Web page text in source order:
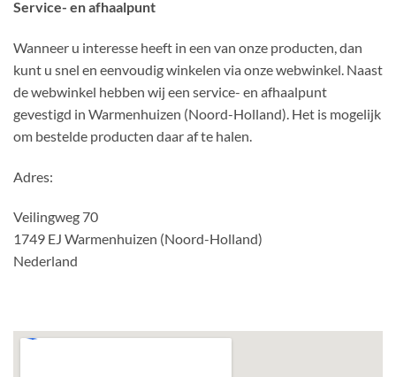
Service- en afhaalpunt
Wanneer u interesse heeft in een van onze producten, dan
kunt u snel en eenvoudig winkelen via onze webwinkel. Naast
de webwinkel hebben wij een service- en afhaalpunt
gevestigd in Warmenhuizen (Noord-Holland). Het is mogelijk
om bestelde producten daar af te halen.
Adres:
Veilingweg 70
1749 EJ Warmenhuizen (Noord-Holland)
Nederland